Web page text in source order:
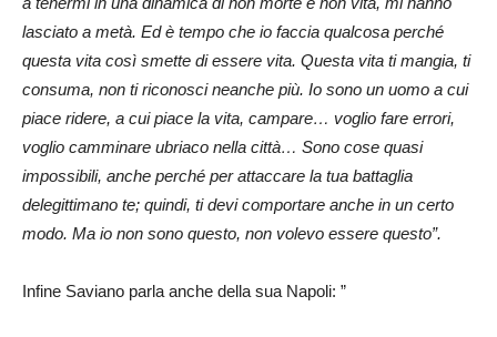
lasciato a metà. Ed è tempo che io faccia qualcosa perché
questa vita così smette di essere vita. Questa vita ti mangia, ti
consuma, non ti riconosci neanche più. Io sono un uomo a cui
piace ridere, a cui piace la vita, campare… voglio fare errori,
voglio camminare ubriaco nella città… Sono cose quasi
impossibili, anche perché per attaccare la tua battaglia
delegittimano te; quindi, ti devi comportare anche in un certo
modo. Ma io non sono questo, non volevo essere questo”.
Infine Saviano parla anche della sua Napoli: ”